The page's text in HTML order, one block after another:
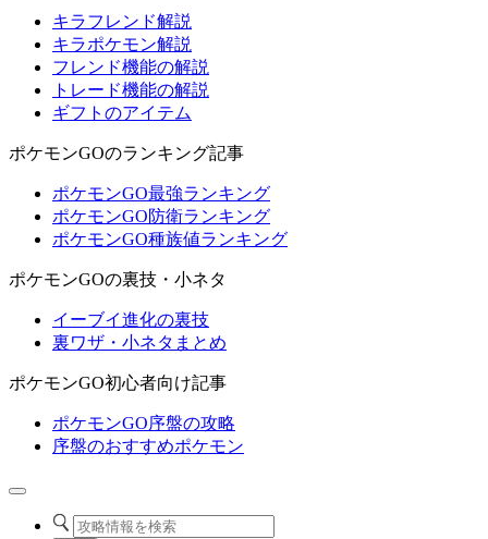
キラフレンド解説
キラポケモン解説
フレンド機能の解説
トレード機能の解説
ギフトのアイテム
ポケモンGOのランキング記事
ポケモンGO最強ランキング
ポケモンGO防衛ランキング
ポケモンGO種族値ランキング
ポケモンGOの裏技・小ネタ
イーブイ進化の裏技
裏ワザ・小ネタまとめ
ポケモンGO初心者向け記事
ポケモンGO序盤の攻略
序盤のおすすめポケモン